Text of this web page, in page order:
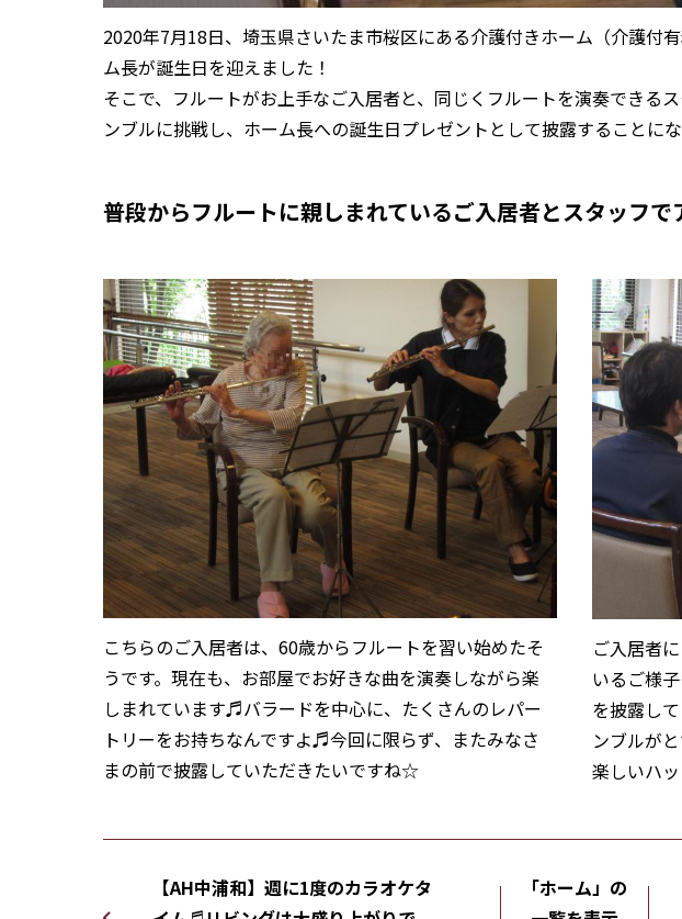
2020年7月18日、埼玉県さいたま市桜区にある介護付きホーム（介護付
ム長が誕生日を迎えました！
そこで、フルートがお上手なご入居者と、同じくフルートを演奏できる
ンブルに挑戦し、ホーム長への誕生日プレゼントとして披露することに
普段からフルートに親しまれているご入居者とスタッフ
こちらのご入居者は、60歳からフルートを習い始めたそ
うです。現在も、お部屋でお好きな曲を演奏しながら楽
しまれています♬バラードを中心に、たくさんのレパー
トリーをお持ちなんですよ♬今回に限らず、またみなさ
まの前で披露していただきたいですね☆
ご入居者
いるご様
を披露し
ンブルが
楽しいハ
【AH中浦和】週に1度のカラオケタ
「ホーム」の